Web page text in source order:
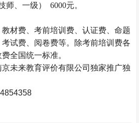
师、一级） 6000元。
教材费、考前培训费 、认证费、命题
试费、阅卷费等。除考前培训费各
费全国统一标准。
未来教育评价有限公司独家推广独